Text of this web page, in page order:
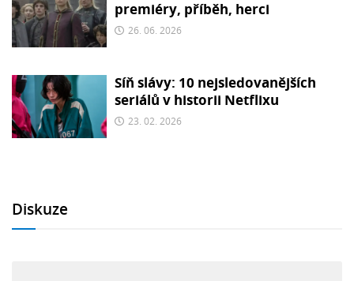
premiéry, příběh, herci
26. 06. 2026
Síň slávy: 10 nejsledovanějších
seriálů v historii Netflixu
23. 02. 2026
Diskuze